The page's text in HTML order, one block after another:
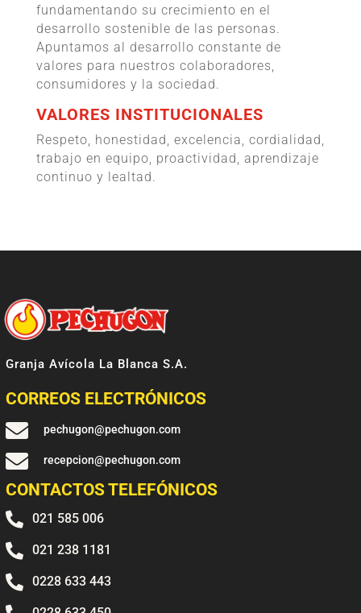
fundamentando su crecimiento en el
desarrollo sostenible de las personas.
Apuntamos al desarrollo constante de
valores para nuestros colaboradores,
consumidores y la sociedad.
VALORES INSTITUCIONALES
Respeto, honestidad, excelencia, cordialidad,
trabajo en equipo, proactividad, aprendizaje
continuo y lealtad.
Granja Avícola La Blanca S.A.
CORREOS ELECTRÓNICOS
 pechugon@pechugon.com
 recepcion@pechugon.com
CONTACTOS TELEFÓNICOS
 021 585 006
 021 238 1181
 0228 633 443